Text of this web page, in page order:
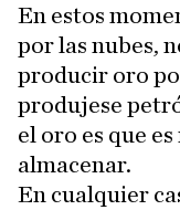
En estos
por las nubes,
producir oro
produjese
el oro es que
almacenar.
En cualquier